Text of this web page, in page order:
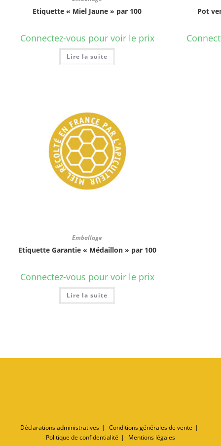
Etiquette « Miel Jaune » par 100
Connectez-vous pour voir le prix
Lire la suite
Pot
Emballage
Etiquette Garantie « Médaillon » par 100
Connectez-vous pour voir le prix
Lire la suite
Déclarations administratives
Conditions générales de vente
Politique de confidentialité
Mentions légales